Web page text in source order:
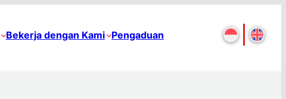
Bekerja dengan Kami Pengaduan